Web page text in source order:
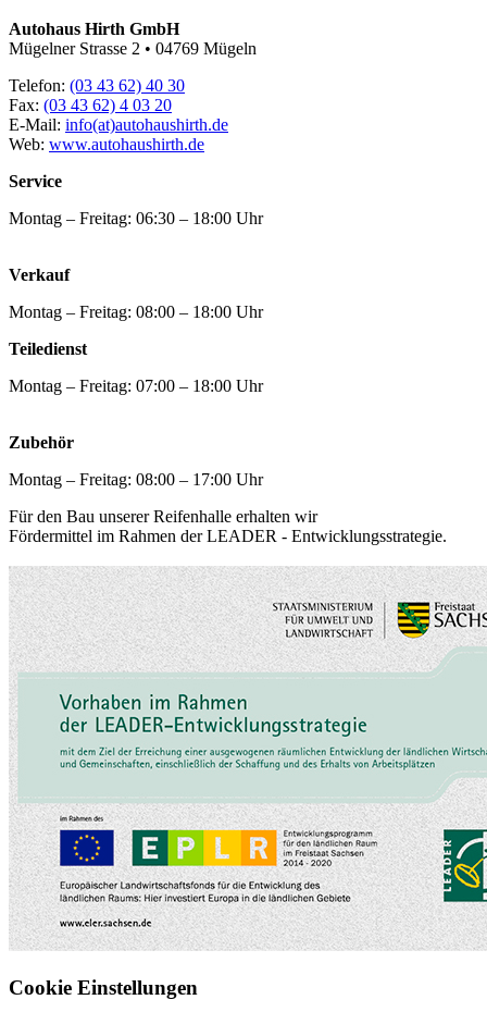
Autohaus Hirth GmbH
Mügelner Strasse 2 • 04769 Mügeln
Telefon: (03 43 62) 40 30
Fax: (03 43 62) 4 03 20
E-Mail: info(at)autohaushirth.de
Web: www.autohaushirth.de
Service
Montag – Freitag: 06:30 – 18:00 Uhr
Verkauf
Montag – Freitag: 08:00 – 18:00 Uhr
Teiledienst
Montag – Freitag: 07:00 – 18:00 Uhr
Zubehör
Montag – Freitag: 08:00 – 17:00 Uhr
Für den Bau unserer Reifenhalle erhalten wir
Fördermittel im Rahmen der LEADER - Entwicklungsstrategie.
Cookie Einstellungen